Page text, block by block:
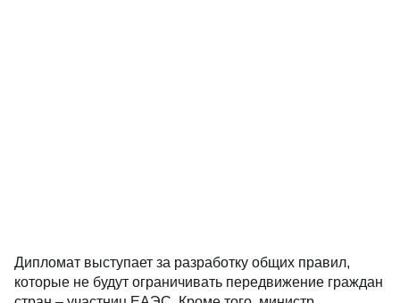
Дипломат выступает за разработку общих правил,
которые не будут ограничивать передвижение граждан